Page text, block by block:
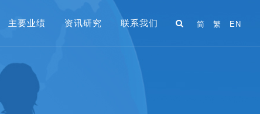
主要业绩 资讯研究 联系我们 简 繁 EN